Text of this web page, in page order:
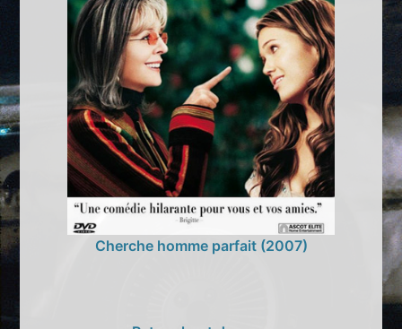
Cherche homme parfait (2007)